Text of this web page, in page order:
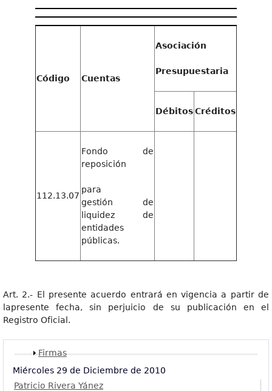
Código Cuentas
Asociación
Presupuestaria
DébitosCréditos
112.13.07
Fondo de
reposición
para
gestión de
liquidez de
entidades
públicas.
Art. 2.- El presente acuerdo entrará en vigencia a partir de
lapresente fecha, sin perjuicio de su publicación en el
Registro Oficial.
Mostrar
Firmas
Miércoles 29 de Diciembre de 2010
Patricio Rivera Yánez